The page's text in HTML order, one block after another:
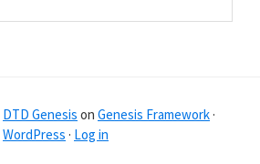
DTD Genesis on Genesis Framework ·
WordPress · Log in